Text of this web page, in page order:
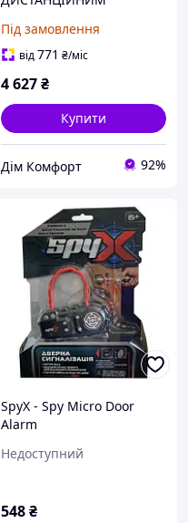
COMICS ТУМБЛЕР РУ
АВТО БЕТМЕН
Під замовлення
від771 ₴/міс
4 627₴
Купити
Дім Комфорт 92%
SpyX - Spy Micro Door
Alarm
Недоступний
548₴